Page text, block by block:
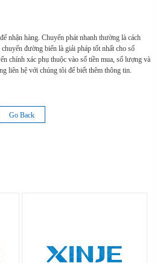
nhận hàng. Chuyển phát nhanh thường là cách
đường biển là giải pháp tốt nhất cho số
chính xác phụ thuộc vào số tiền mua, số lượng và
liên hệ với chúng tôi để biết thêm thông tin.
Go Back